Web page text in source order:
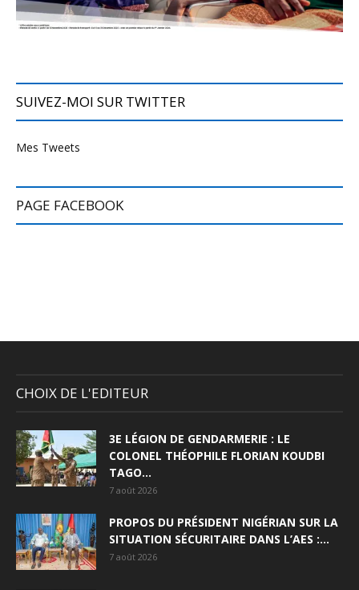
SUIVEZ-MOI SUR TWITTER
Mes Tweets
PAGE FACEBOOK
CHOIX DE L'EDITEUR
3E LÉGION DE GENDARMERIE : LE
COLONEL THÉOPHILE FLORIAN KOUDBI
TAGO...
7 août 2026
PROPOS DU PRÉSIDENT NIGÉRIAN SUR LA
SITUATION SÉCURITAIRE DANS L’AES :...
7 août 2026